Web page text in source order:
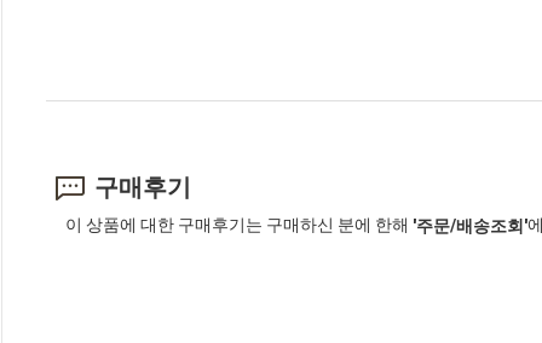
구매후기
이 상품에 대한 구매후기는 구매하신 분에 한해 '주문/배송조회'